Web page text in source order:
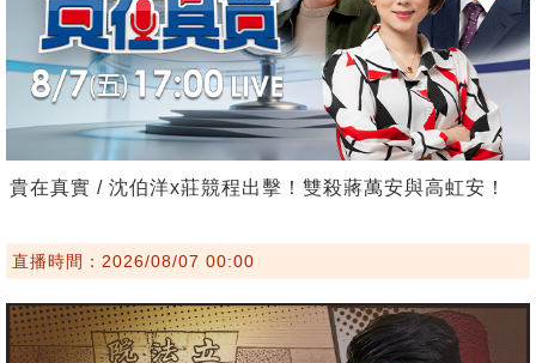
貴在真實 / 沈伯洋x莊競程出擊！雙殺蔣萬安與高虹安！
直播時間：2026/08/07 00:00